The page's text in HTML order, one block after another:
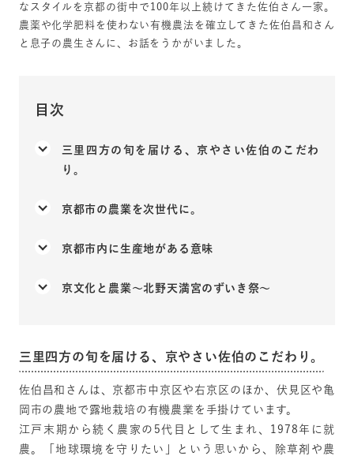
なスタイルを京都の街中で100年以上続けてきた佐伯さん一家。
農薬や化学肥料を使わない有機農法を確立してきた佐伯昌和さん
と息子の農生さんに、お話をうかがいました。
目次
三里四方の旬を届ける、京やさい佐伯のこだわ
り。
京都市の農業を次世代に。
京都市内に生産地がある意味
京文化と農業〜北野天満宮のずいき祭〜
三里四方の旬を届ける、京やさい佐伯のこだわり。
佐伯昌和さんは、京都市中京区や右京区のほか、伏見区や亀
岡市の農地で露地栽培の有機農業を手掛けています。
江戸末期から続く農家の5代目として生まれ、1978年に就
農。「地球環境を守りたい」という思いから、除草剤や農